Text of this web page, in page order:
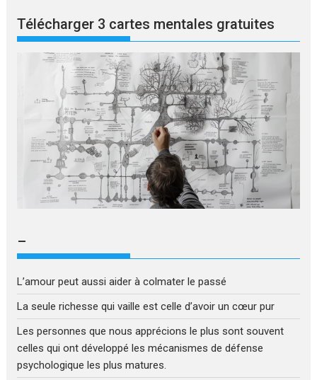
Télécharger 3 cartes mentales gratuites
–
L’amour peut aussi aider à colmater le passé
La seule richesse qui vaille est celle d’avoir un cœur pur
Les personnes que nous apprécions le plus sont souvent
celles qui ont développé les mécanismes de défense
psychologique les plus matures.